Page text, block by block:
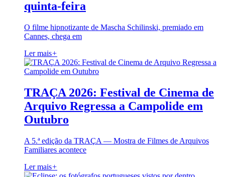
quinta-feira
O filme hipnotizante de Mascha Schilinski, premiado em
Cannes, chega em
Ler mais+
TRAÇA 2026: Festival de Cinema de
Arquivo Regressa a Campolide em
Outubro
A 5.ª edição da TRAÇA — Mostra de Filmes de Arquivos
Familiares acontece
Ler mais+